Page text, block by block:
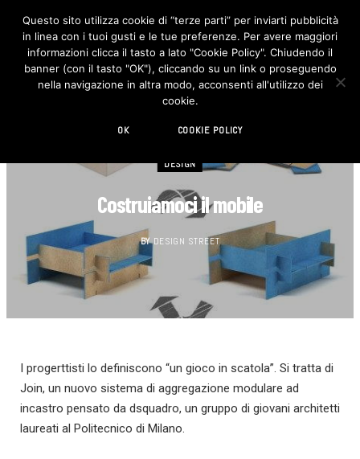
F
c
e
b
o
I
n
s
t
DESIGN
Costruiamoci il mobile
BY DESIGN STREET
I progerttisti lo definiscono “un gioco in scatola”. Si tratta di
Join, un nuovo sistema di aggregazione modulare ad
incastro pensato da dsquadro, un gruppo di giovani architetti
laureati al Politecnico di Milano.
Questo sito utilizza cookie di “terze parti” per inviarti pubblicità
in linea con i tuoi gusti e le tue preferenze. Per avere maggiori
informazioni clicca il tasto a lato "Cookie Policy". Chiudendo il
banner (con il tasto "OK"), cliccando su un link o proseguendo
nella navigazione in altra modo, acconsenti all'utilizzo dei
cookie.
OK COOKIE POLICY